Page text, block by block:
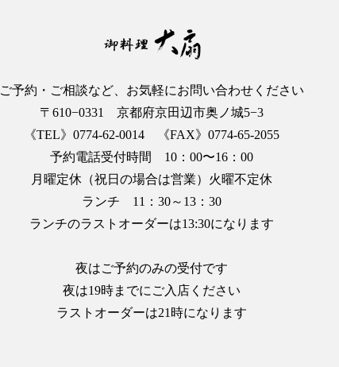
ご予約・ご相談など、お気軽にお問い合わせください
〒610−0331 京都府京田辺市奥ノ城5−3
《TEL》0774-62-0014 《FAX》0774-65-2055
予約電話受付時間 10：00〜16：00
月曜定休（祝日の場合は営業）火曜不定休
ランチ 11：30～13：30
ランチのラストオーダーは13:30になります
夜はご予約のみの受付です
夜は19時までにご入店ください
ラストオーダーは21時になります